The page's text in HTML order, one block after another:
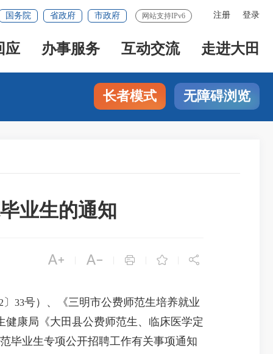
注册 登录
国务院 省政府 市政府 网站支持IPv6
应 办事服务 互动交流 走进大田
长者模式 无障碍浏览
业生的通知
    
〕 33号）、《三明市公费师范生培养就业
康局《大田县公费师范生、临床医学定
毕业生专项公开招聘工作有关事项通知